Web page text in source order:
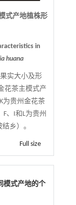
式产地植株形
in
huana
实大小及形
花茶主模式产
为贵州金花茶
、I和L为贵州
乡）。
Full size
模式产地的个